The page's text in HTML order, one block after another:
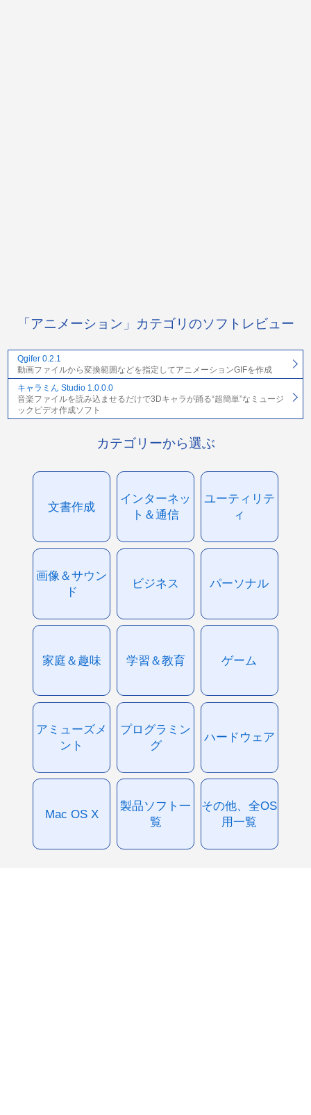
「アニメーション」カテゴリのソフトレビュー
Qgifer 0.2.1
動画ファイルから変換範囲などを指定してアニメーションGIFを作成
キャラミん Studio 1.0.0.0
音楽ファイルを読み込ませるだけで3Dキャラが踊る“超簡単”なミュージ
ックビデオ作成ソフト
カテゴリーから選ぶ
文書作成
インターネッ
ト＆通信
ユーティリテ
ィ
画像＆サウン
ド
ビジネス パーソナル
家庭＆趣味 学習＆教育 ゲーム
アミューズメ
ント
プログラミン
グ
ハードウェア
Mac OS X
製品ソフト一
覧
その他、全OS
用一覧